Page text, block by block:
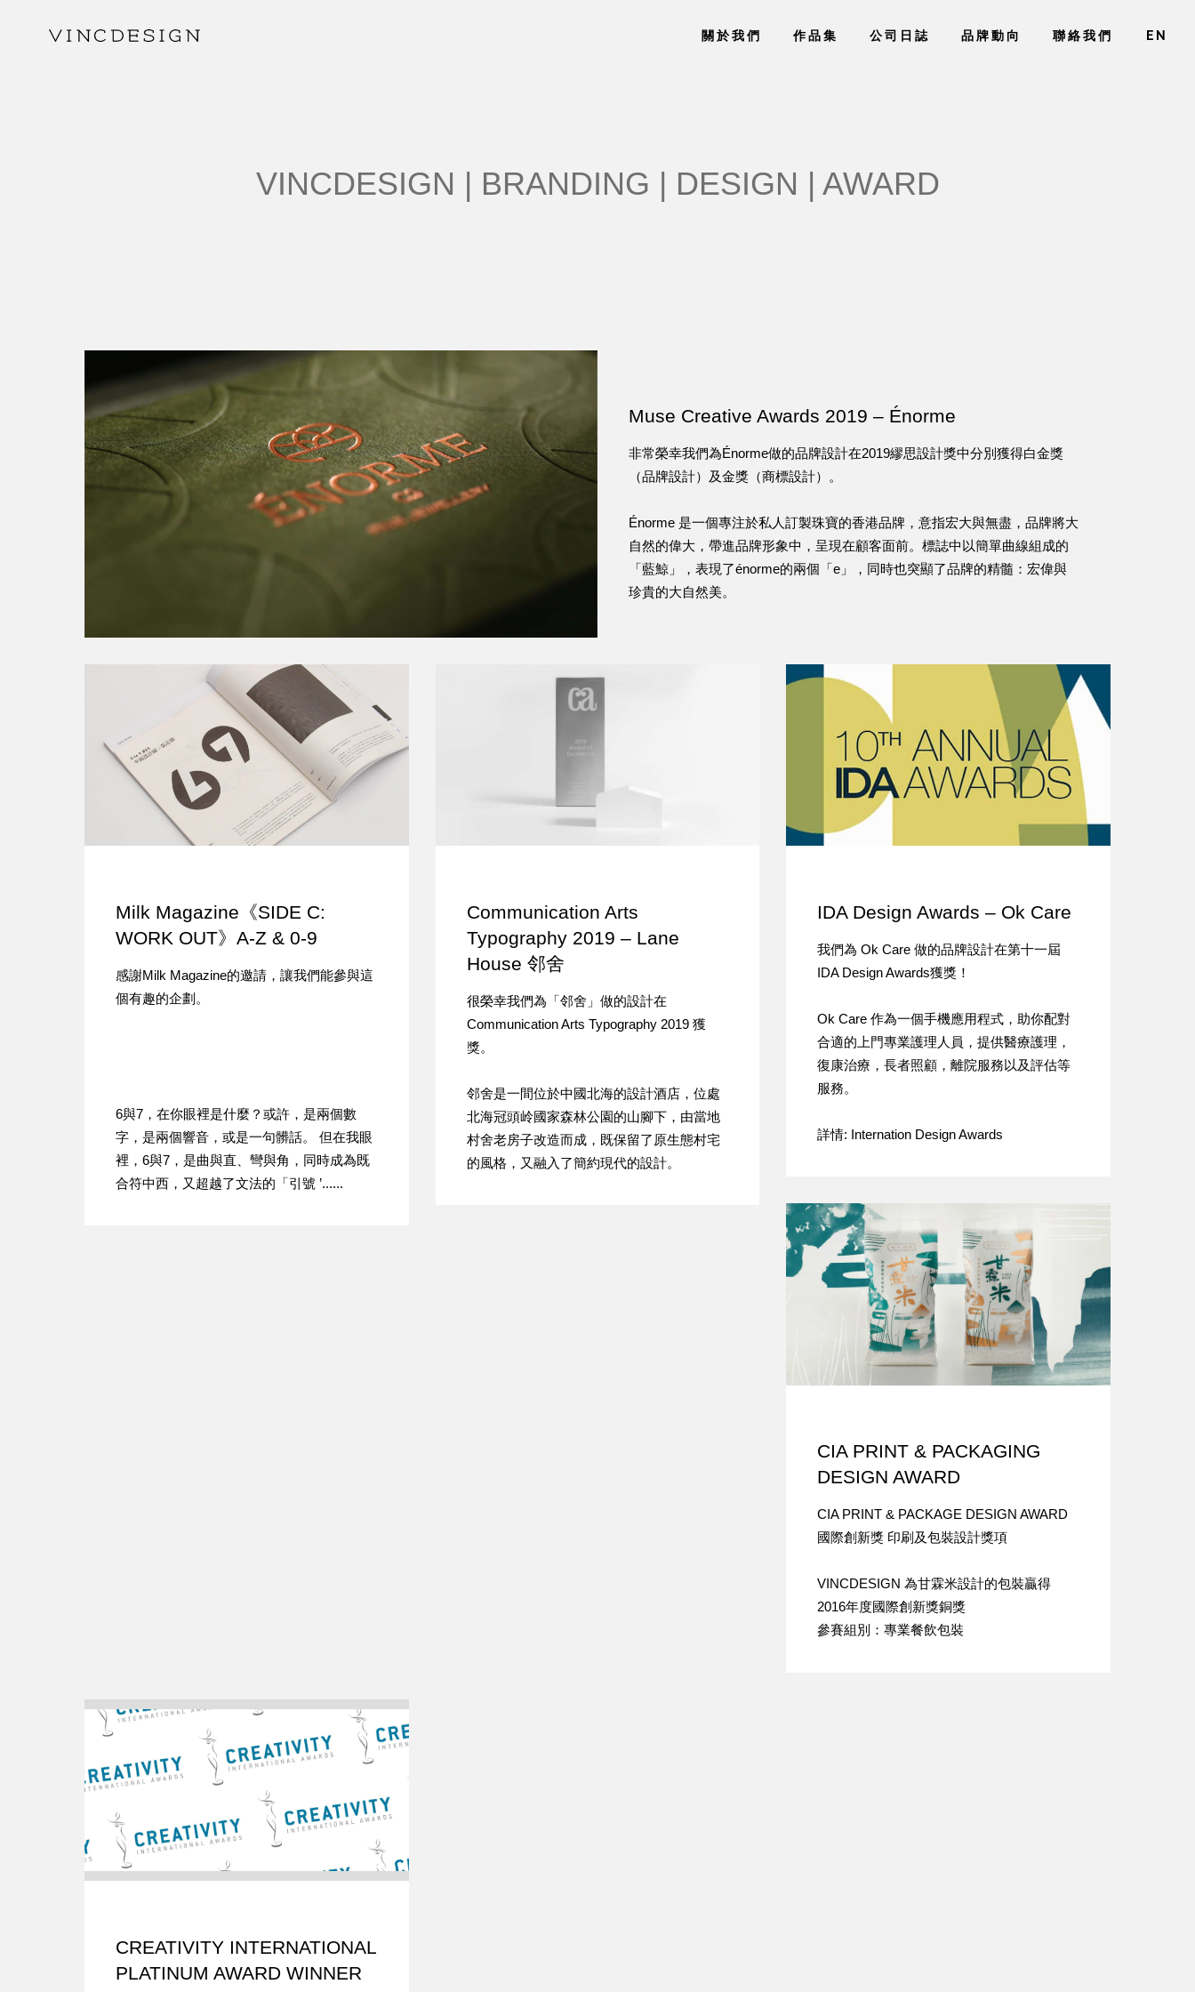
關於我們 作品集 公司日誌 品牌動向 聯絡我們 EN
VINCDESIGN | BRANDING | DESIGN | AWARD
Muse Creative Awards 2019 – Énorme
非常榮幸我們為Énorme做的品牌設計在2019繆思設計獎中分別獲得白金獎
（品牌設計）及金獎（商標設計）。
Énorme 是一個專注於私人訂製珠寶的香港品牌，意指宏大與無盡，品牌將大
自然的偉大，帶進品牌形象中，呈現在顧客面前。標誌中以簡單曲線組成的
「藍鯨」，表現了énorme的兩個「e」，同時也突顯了品牌的精髓：宏偉與
珍貴的大自然美。
Milk Magazine《SIDE C:
WORK OUT》A-Z & 0-9
感謝Milk Magazine的邀請，讓我們能參與這
個有趣的企劃。
6與7，在你眼裡是什麼？或許，是兩個數
字，是兩個響音，或是一句髒話。 但在我眼
裡，6與7，是曲與直、彎與角，同時成為既
合符中西，又超越了文法的「引號 ’......
Communication Arts
Typography 2019 – Lane
House 邻舍
很榮幸我們為「邻舍」做的設計在
Communication Arts Typography 2019 獲
獎。
邻舍是一間位於中國北海的設計酒店，位處
北海冠頭岭國家森林公園的山腳下，由當地
村舍老房子改造而成，既保留了原生態村宅
的風格，又融入了簡約現代的設計。
IDA Design Awards – Ok Care
我們為 Ok Care 做的品牌設計在第十一屆
IDA Design Awards獲獎！
Ok Care 作為一個手機應用程式，助你配對
合適的上門專業護理人員，提供醫療護理，
復康治療，長者照顧，離院服務以及評估等
服務。
詳情: Internation Design Awards
CIA PRINT & PACKAGING
DESIGN AWARD
CIA PRINT & PACKAGE DESIGN AWARD
國際創新獎 印刷及包裝設計獎項
VINCDESIGN 為甘霖米設計的包裝贏得
2016年度國際創新獎銅獎
參賽組別：專業餐飲包裝
CREATIVITY INTERNATIONAL
PLATINUM AWARD WINNER